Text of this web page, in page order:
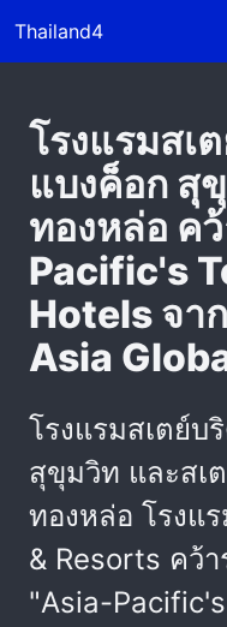
Thailand4
โรงแรมสเ
แบงค็อก สุ
ทองหล่อ ค
Pacific's
Hotels จา
Asia
โรงแรมสเตย์บ
สุขุมวิท และสเ
ทองหล่อ โรงแ
& Resorts คว้า
"Asia-